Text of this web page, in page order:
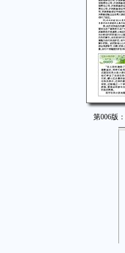
第006版：